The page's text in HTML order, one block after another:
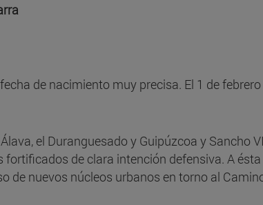
de nacimiento muy precisa. El 1 de
el Duranguesado y Guipúzcoa y Sancho
de clara intención defensiva. A
nuevos núcleos urbanos en torno al